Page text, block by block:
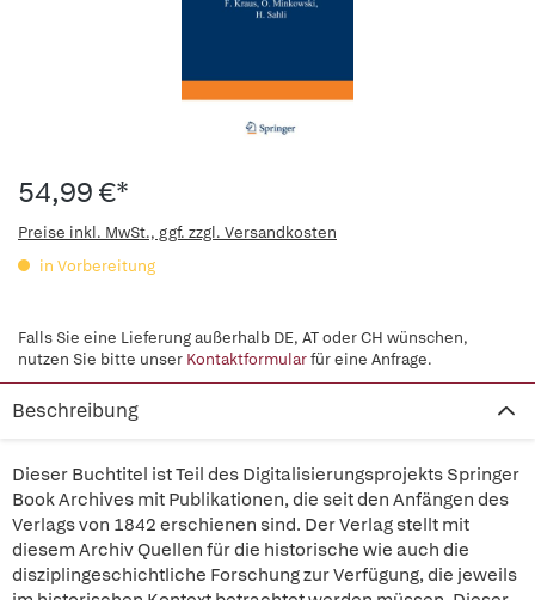
54,99 €*
Preise inkl. MwSt., ggf. zzgl. Versandkosten
in Vorbereitung
Falls Sie eine Lieferung außerhalb DE, AT oder CH wünschen,
nutzen Sie bitte unser Kontaktformularfür eine Anfrage.
Beschreibung
Dieser Buchtitel ist Teil des Digitalisierungsprojekts Springer
Book Archives mit Publikationen, die seit den Anfängen des
Verlags von 1842 erschienen sind. Der Verlag stellt mit
diesem Archiv Quellen für die historische wie auch die
disziplingeschichtliche Forschung zur Verfügung, die jeweils